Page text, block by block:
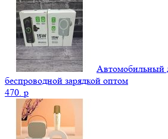
Автомобильный
беспроводной зарядкой оптом
470. p